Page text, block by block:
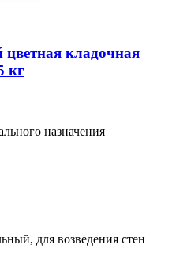
кладочная
кг
назначения
для возведения стен